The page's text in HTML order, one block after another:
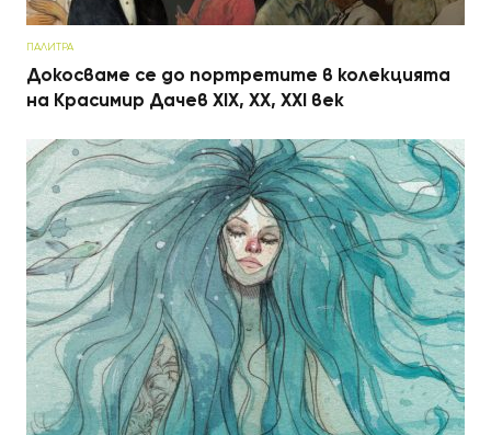
ПАЛИТРА
Докосваме се до портретите в колекцията
на Красимир Дачев ХIX, XX, XXI век